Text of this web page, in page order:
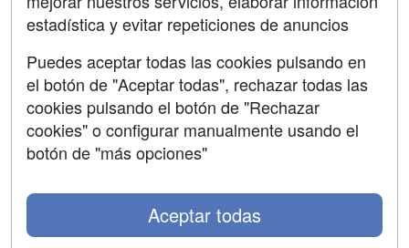
Grupo formazion:
estadística y evitar repeticiones de anuncios
Puedes aceptar todas las cookies pulsando en
el botón de "Aceptar todas", rechazar todas las
cookies pulsando el botón de "Rechazar
cookies" o configurar manualmente usando el
botón de "más opciones"
Aceptar todas